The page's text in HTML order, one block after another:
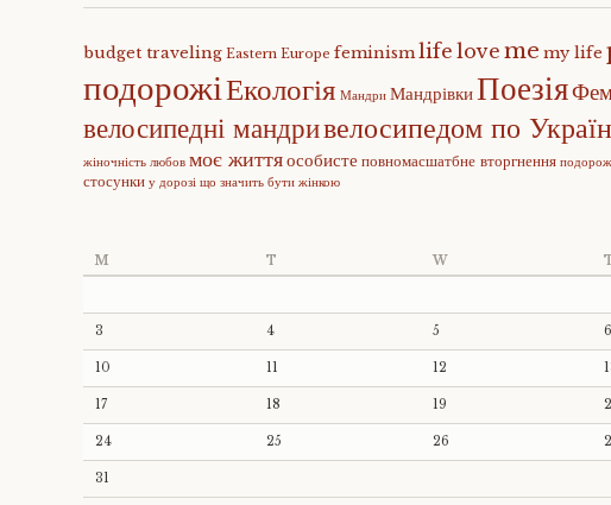
budget traveling Eastern Europe feminismlife love me my life
подорожіЕкологія Мандри МандрівкиПоезія
велосипедні мандривелосипедом по
жіночність любов моє життяособисте повномасшатбне вторгнення подорож
стосунки у дорозі що значить бути жінкою
M T W
3 4 5 6
10 11 12
17 18 19
24 25 26
31